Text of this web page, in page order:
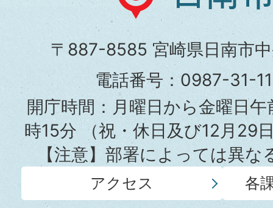
南
市
役
所
〒887-8585 宮崎県日南市
電話番号：0987-31-
開庁時間：月曜日から金曜日
時15分（祝・休日及び12月29
【注意】部署によっては異
アクセス 各